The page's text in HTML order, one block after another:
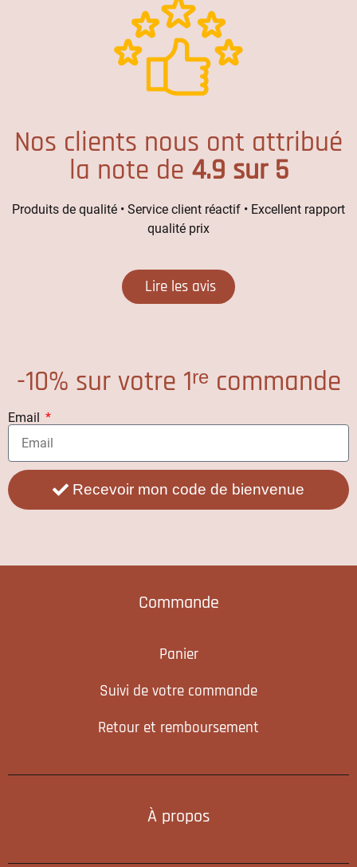
Nos clients nous ont attribué
la note de 4.9 sur 5
Produits de qualité • Service client réactif • Excellent rapport
qualité prix
Lire les avis
-10% sur votre 1ʳᵉ commande
Email
Recevoir mon code de bienvenue
Commande
Panier
Suivi de votre commande
Retour et remboursement
À propos